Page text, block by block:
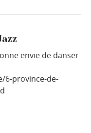
envie de danser
6-province-de-